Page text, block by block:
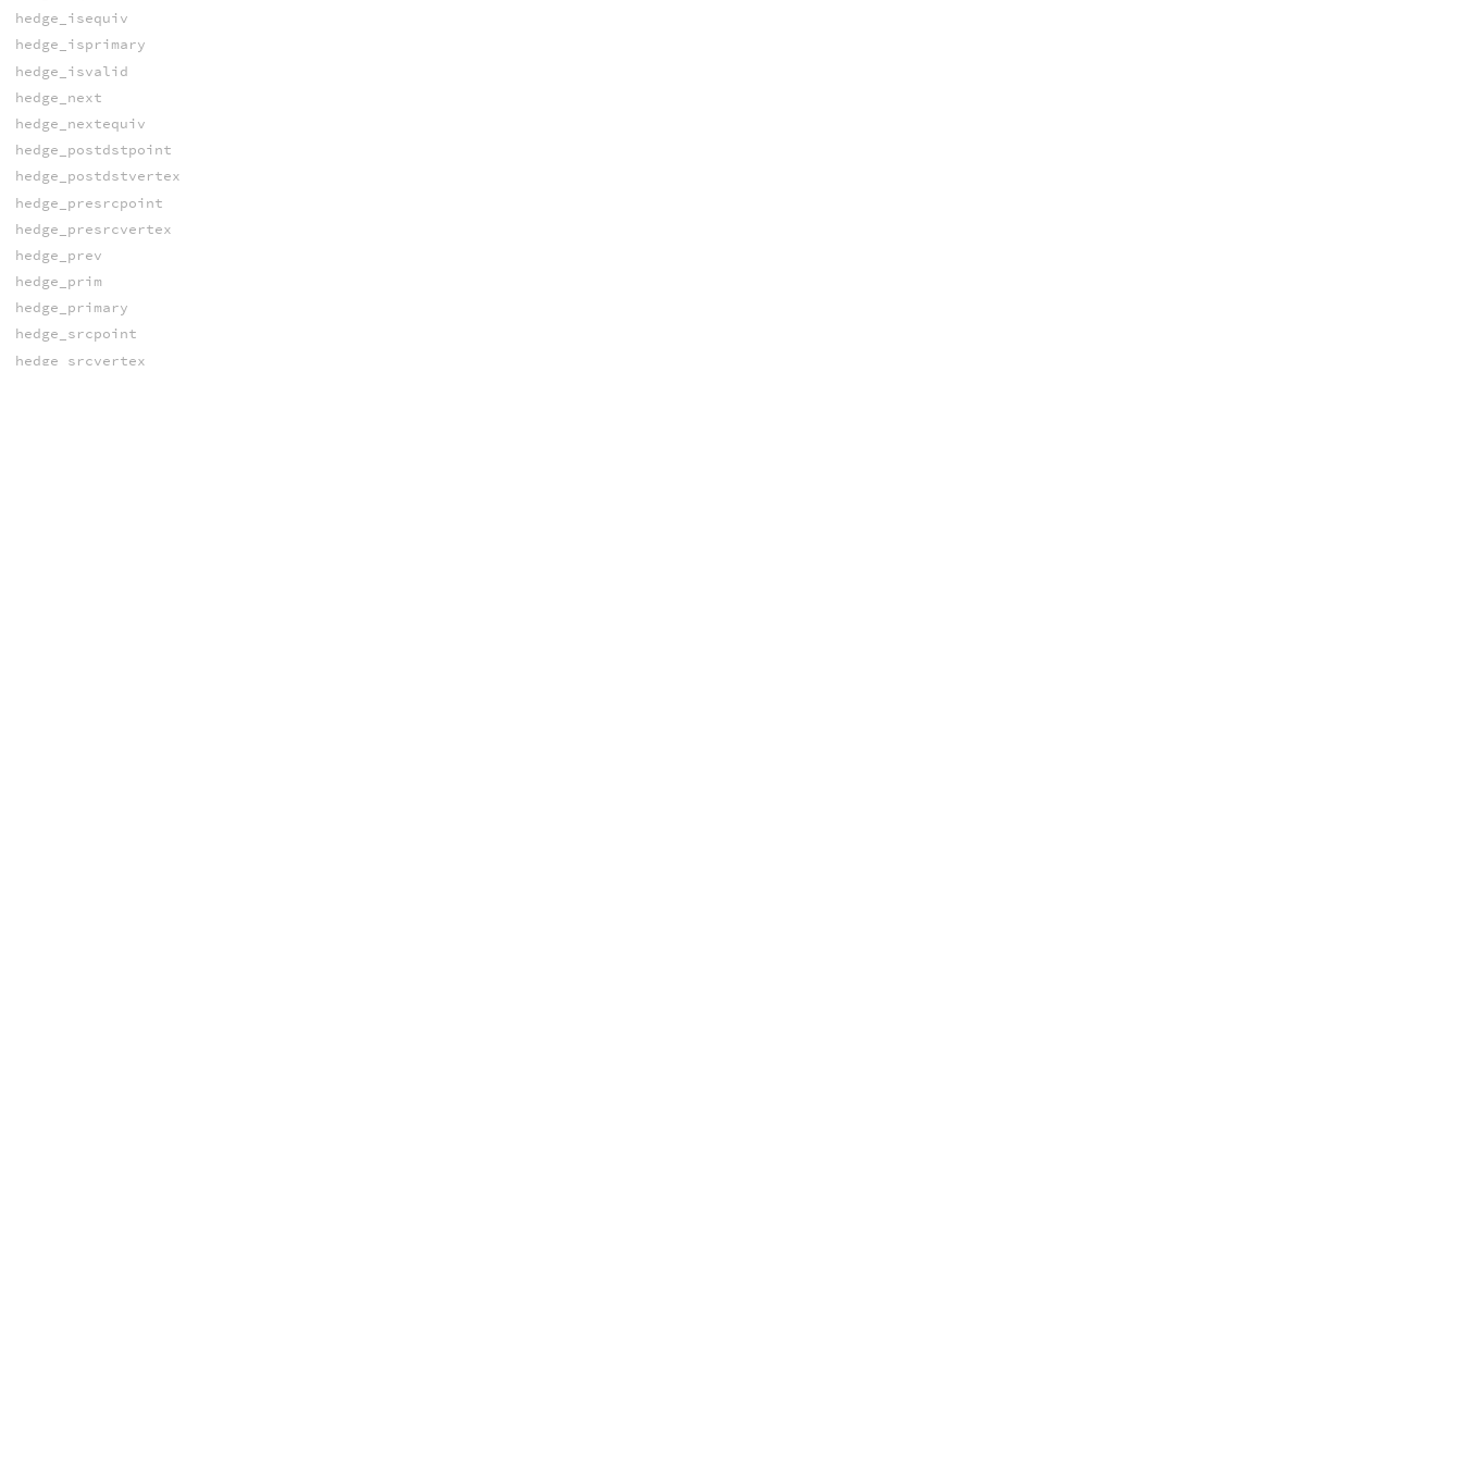
hedge_isequiv
hedge_isprimary
hedge_isvalid
hedge_next
hedge_nextequiv
hedge_postdstpoint
hedge_postdstvertex
hedge_presrcpoint
hedge_presrcvertex
hedge_prev
hedge_prim
hedge_primary
hedge_srcpoint
hedge_srcvertex